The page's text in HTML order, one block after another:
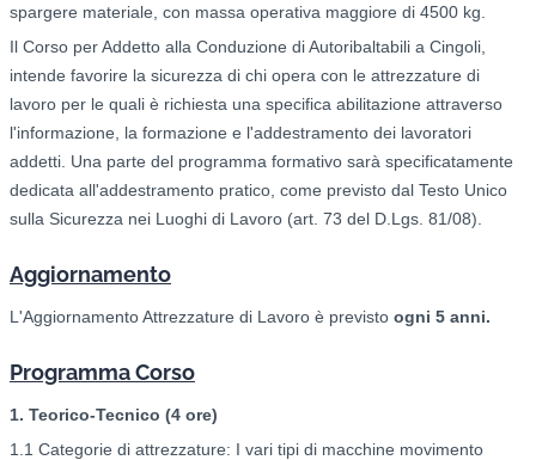
spargere materiale, con massa operativa maggiore di 4500 kg.
Il Corso per Addetto alla Conduzione di Autoribaltabili a Cingoli,
intende favorire la sicurezza di chi opera con le attrezzature di
lavoro per le quali è richiesta una specifica abilitazione attraverso
l'informazione, la formazione e l'addestramento dei lavoratori
addetti. Una parte del programma formativo sarà specificatamente
dedicata all'addestramento pratico, come previsto dal Testo Unico
sulla Sicurezza nei Luoghi di Lavoro (art. 73 del D.Lgs. 81/08).
Aggiornamento
L'Aggiornamento Attrezzature di Lavoro è previsto ogni 5 anni.
Programma Corso
1. Teorico-Tecnico (4 ore)
1.1 Categorie di attrezzature: I vari tipi di macchine movimento